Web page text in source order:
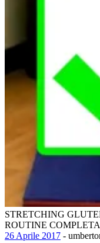
STRETCHING
ROUTINE COMPLETA
26 Aprile 2017 -